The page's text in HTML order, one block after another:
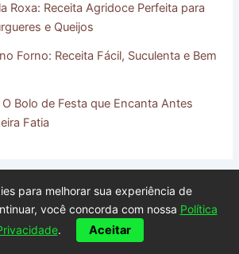
Roxa: Receita Agridoce Perfeita para
e Queijos
Forno: Receita Fácil, Suculenta e Bem
Bolo de Festa que Encanta Antes
Fatia
NEXT
para melhorar sua experiência de
você concorda com nossa Política
. Aceitar